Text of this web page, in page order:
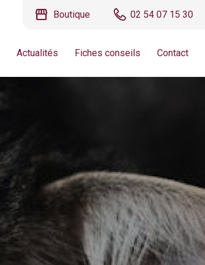
storefront Boutique 02 54 07 15 30
Actualités Fiches conseils Contact